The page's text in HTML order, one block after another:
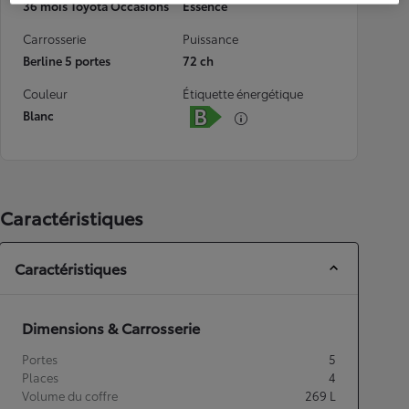
36 mois Toyota Occasions
Essence
Carrosserie
Berline 5 portes
Puissance
72 ch
Couleur
Blanc
Étiquette énergétique
Caractéristiques
Caractéristiques
Dimensions & Carrosserie
Portes
5
Places
4
Volume du coffre
269 L